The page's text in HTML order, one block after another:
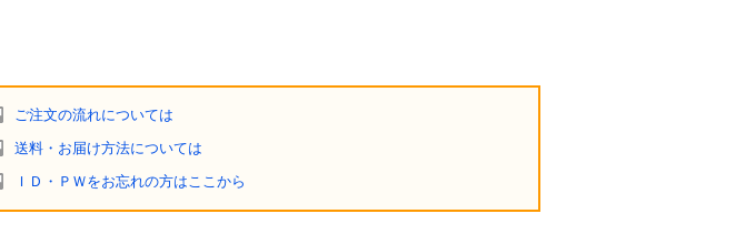
ご注文の流れについては
送料・お届け方法については
ＩＤ・ＰＷをお忘れの方はここから